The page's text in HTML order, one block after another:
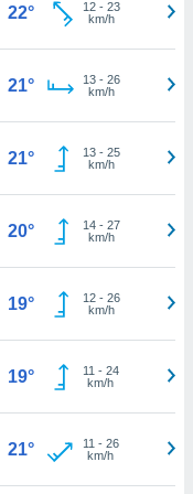
22° 12- 23
km/h
21° 13- 26
km/h
21° 13- 25
km/h
20° 14- 27
km/h
19° 12- 26
km/h
19° 11 - 24
km/h
21° 11 - 26
km/h